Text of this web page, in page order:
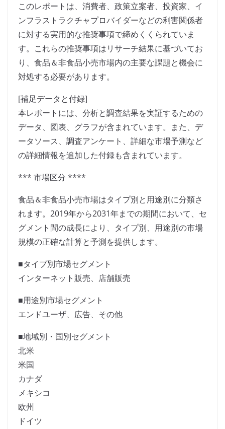
このレポートは、消費者、政策立案者、投資家、イ
ンフラストラクチャプロバイダーなどの利害関係者
に対する実用的な推奨事項で締めくくられていま
す。これらの推奨事項はリサーチ結果に基づいてお
り、食品＆非食品小売市場内の主要な課題と機会に
対処する必要があります。
[補足データと付録]
本レポートには、分析と調査結果を実証するための
データ、図表、グラフが含まれています。また、デ
ータソース、調査アンケート、詳細な市場予測など
の詳細情報を追加した付録も含まれています。
*** 市場区分 ****
食品＆非食品小売市場はタイプ別と用途別に分類さ
れます。2019年から2031年までの期間において、セ
グメント間の成長により、タイプ別、用途別の市場
規模の正確な計算と予測を提供します。
■タイプ別市場セグメント
インターネット販売、店舗販売
■用途別市場セグメント
エンドユーザ、広告、その他
■地域別・国別セグメント
北米
米国
カナダ
メキシコ
欧州
ドイツ